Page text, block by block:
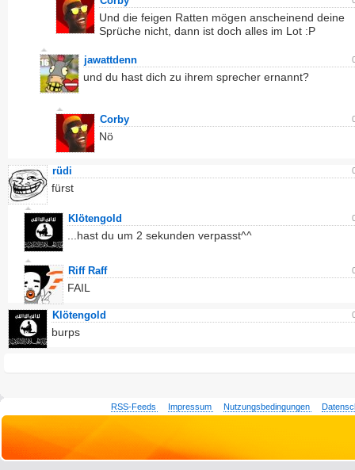
Und die feigen Ratten mögen anscheinend deine
Sprüche nicht, dann ist doch alles im Lot :P
jawattdenn
und du hast dich zu ihrem sprecher ernannt?
Corby
Nö
rüdi
fürst
Klötengold
...hast du um 2 sekunden verpasst^^
Riff Raff
FAIL
Klötengold
burps
RSS-Feeds Impressum Nutzungsbedingungen